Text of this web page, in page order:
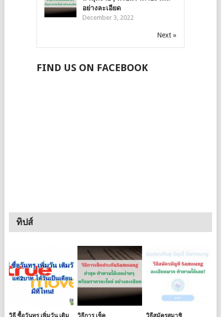
อย่างละเอียด
December 3, 2022
Next »
FIND US ON FACEBOOK
ทิปส์